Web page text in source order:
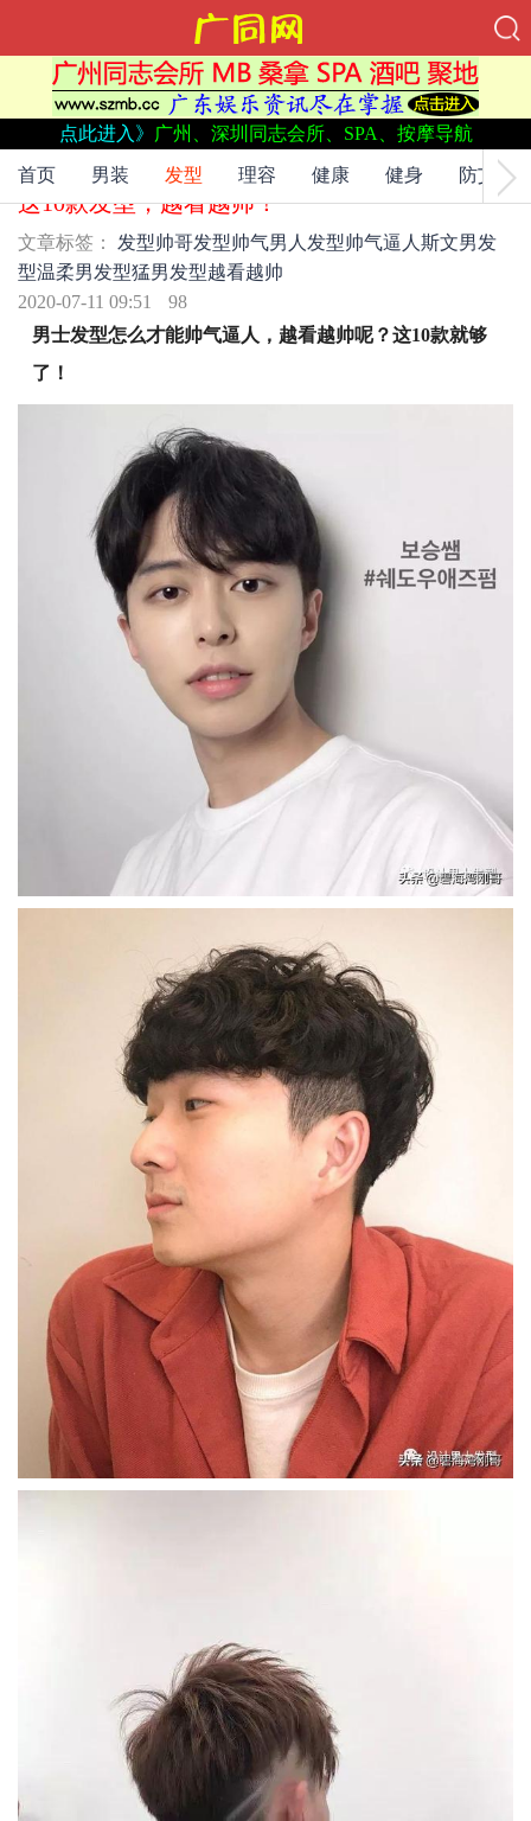
点此进入》 广州、深圳同志会所、SPA、按摩导航
首页 男装 发型 理容 健康 健身 防艾
文章标签：发型帅哥发型帅气男人发型 帅气逼人斯文男发
型温柔男发型 猛男发型 越看越帅
这10款发型，越看越帅！
文章标签： 发型帅哥发型帅气男人发型帅气逼人 斯文男发
型温柔男发型猛男发型越看越帅
2020-07-11 09:51
98
男士发型怎么才能帅气逼人，越看越帅呢？这10款就够
了！